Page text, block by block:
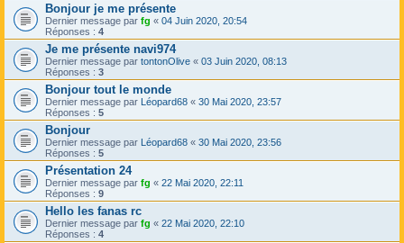
Bonjour je me présente
Dernier message par fg « 04 Juin 2020, 20:54
Réponses : 4
Je me présente navi974
Dernier message par tontonOlive « 03 Juin 2020, 08:13
Réponses : 3
Bonjour tout le monde
Dernier message par Léopard68 « 30 Mai 2020, 23:57
Réponses : 5
Bonjour
Dernier message par Léopard68 « 30 Mai 2020, 23:56
Réponses : 5
Présentation 24
Dernier message par fg « 22 Mai 2020, 22:11
Réponses : 9
Hello les fanas rc
Dernier message par fg « 22 Mai 2020, 22:10
Réponses : 4